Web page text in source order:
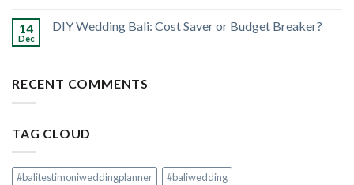
14
Dec
DIY Wedding Bali: Cost Saver or Budget Breaker?
RECENT COMMENTS
TAG CLOUD
#balitestimoniweddingplanner
#baliwedding